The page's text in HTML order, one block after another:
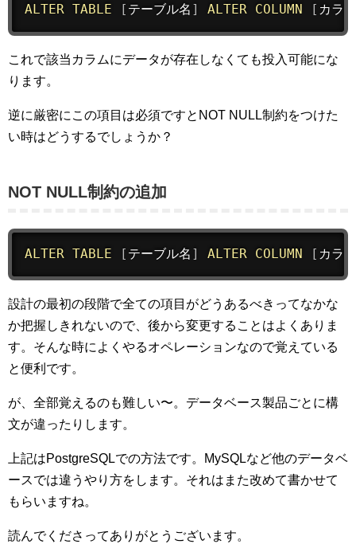
ALTER TABLE [ テーブル名 ] ALTER COLUMN [ カラ
これで該当カラムにデータが存在しなくても投入可能にな
ります。
逆に厳密にこの項目は必須ですとNOT NULL制約をつけた
い時はどうするでしょうか？
NOT NULL制約の追加
ALTER TABLE [ テーブル名 ] ALTER COLUMN [ カラ
設計の最初の段階で全ての項目がどうあるべきってなかな
か把握しきれないので、後から変更することはよくありま
す。そんな時によくやるオペレーションなので覚えている
と便利です。
が、全部覚えるのも難しい〜。データベース製品ごとに構
文が違ったりします。
上記はPostgreSQLでの方法です。MySQLなど他のデータベ
ースでは違うやり方をします。それはまた改めて書かせて
もらいますね。
読んでくださってありがとうございます。